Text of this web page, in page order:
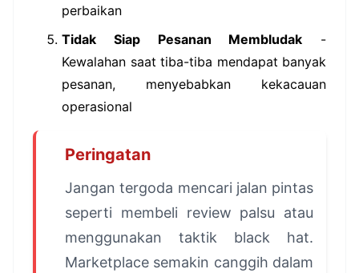
perbaikan
Tidak Siap Pesanan Membludak -
Kewalahan saat tiba-tiba mendapat banyak
pesanan, menyebabkan kekacauan
operasional
Peringatan
Jangan tergoda mencari jalan pintas
seperti membeli review palsu atau
menggunakan taktik black hat.
Marketplace semakin canggih dalam